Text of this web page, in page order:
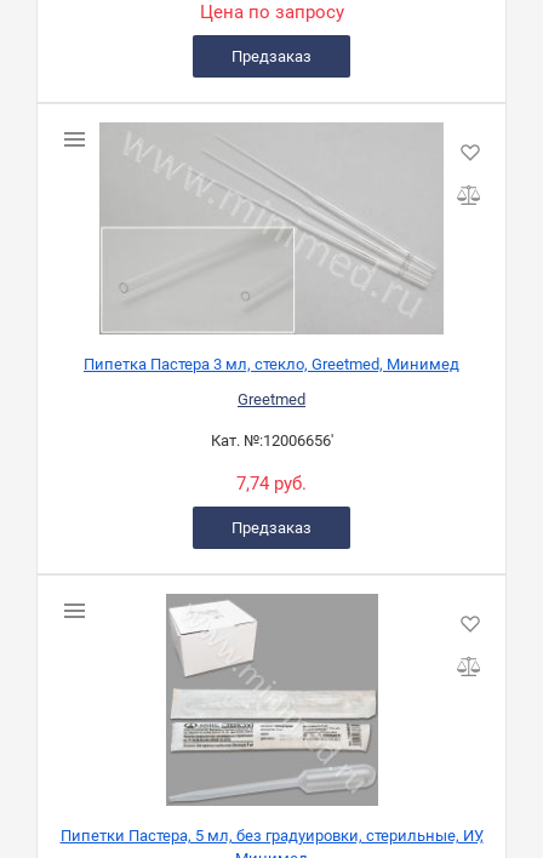
Цена по запросу
Предзаказ
Пипетка Пастера 3 мл, стекло, Greetmed, Минимед
Greetmed
Кат. №:12006656'
7,74 руб.
Предзаказ
Пипетки Пастера, 5 мл, без градуировки, стерильные, ИУ,